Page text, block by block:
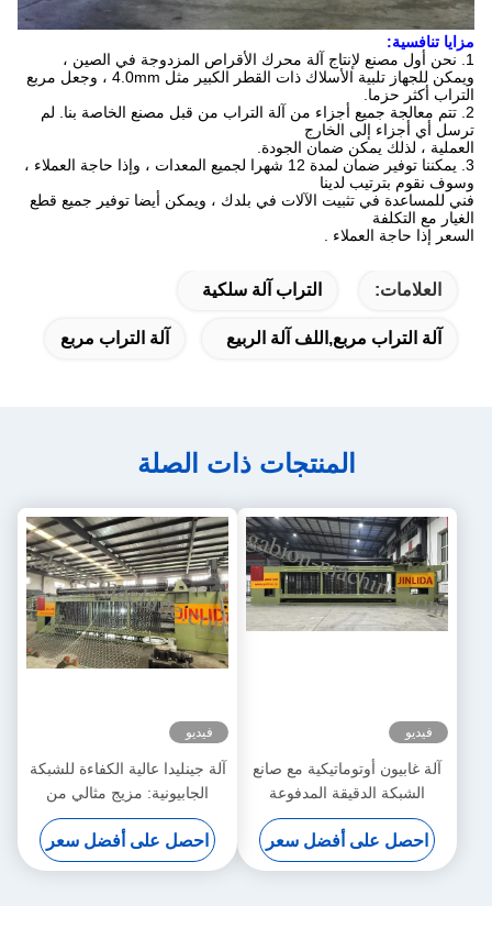
مزايا تنافسية:
1. نحن أول مصنع لإنتاج
آلة محرك الأقراص المزدوجة في الصين ،
ويمكن للجهاز تلبية الأسلاك ذات القطر الكبير مثل 4.0mm ، وجعل مربع
التراب أكثر حزما.
لم
ترسل أي أجزاء إلى الخارج
العملية ، لذلك يمكن ضمان الجودة.
3. يمكننا توفير ضمان لمدة 12 شهرا لجميع المعدات ، وإذا حاجة العملاء ،
وسوف نقوم بترتيب لدينا
فني للمساعدة في تثبيت الآلات في بلدك ، ويمكن أيضا توفير جميع قطع
الغيار مع التكلفة
السعر إذا حاجة العملاء .
العلامات: التراب آلة سلكية
آلة التراب مربع,اللف آلة الربيع آلة التراب مربع
المنتجات ذات الصلة
فيديو
آلة غابيون أوتوماتيكية مع صانع
الشبكة الدقيقة المدفوعة
بالسيرو 5.3m عرض أقصى
احصل على أفضل سعر
فيديو
آلة جينليدا عالية الكفاءة للشبكة
الجابيونية: مزيج مثالي من
الإنتاج السريع والنسيج الدقيق
لزيادة الإنتاجية
احصل على أفضل سعر